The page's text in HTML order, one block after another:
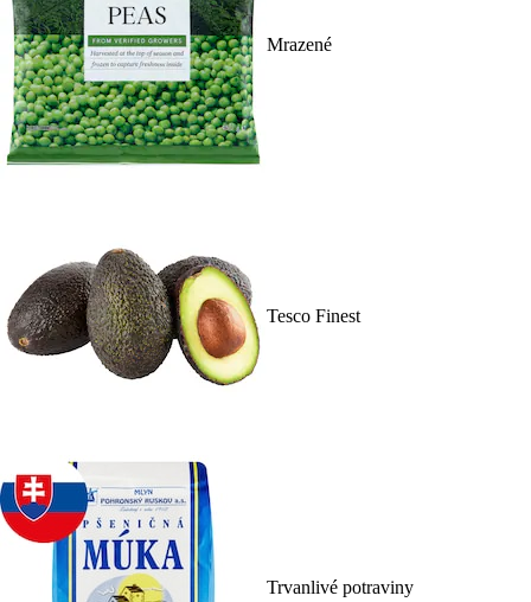
Mrazené
Tesco Finest
Trvanlivé potraviny